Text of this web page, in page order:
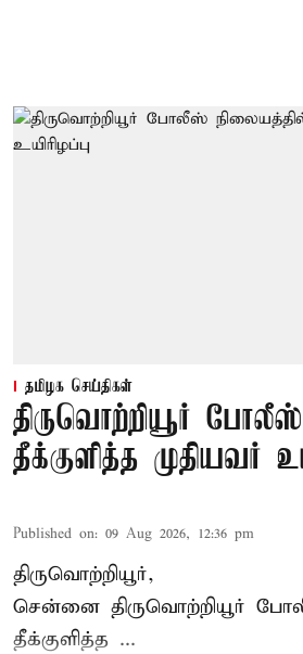
தமிழக செய்திகள்
திருவொற்றியூர்
தீக்குளித்த முதியவர்
Published on: 09 Aug 2026, 12:36 pm
திருவொற்றியூர்,
சென்னை திருவொற்றியூர்
தீக்குளித்த ...